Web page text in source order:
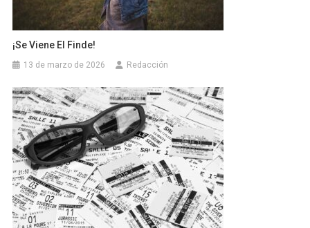
¡Se Viene El Finde!
13 de marzo de 2026 Redacción